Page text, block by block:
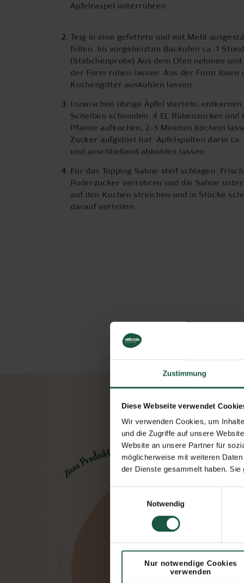
Zustimmung
Diese Webseite verwendet
Wir verwenden Cookies, um
und die Zugriffe auf unsere
Website an unsere Partner für
möglicherweise mit weiteren
der Dienste gesammelt haben.
Notwendig
Nur notwendige Cookies
verwenden
Apfelraspel unterrühren.
Teig in eine gefettete und mit Mehl
füllen. Im vorgeheizten Backofen ca. 1
(Stäbchenprobe) Aus dem Ofen nehmen
der Form ruhen lassen. Aus der Form lösen
Kuchengitter auskühlen lassen.
Inzwischen übrige Äpfel vierteln, entkernen
Scheiben schneiden. 4 EL Rübenzucker und
Pfanne aufkochen, 2-3 Minuten köcheln
Zucker aufgelöst hat. Apfelspalten darin
und anschließend abkühlen lassen.
Für das Topping Sahne steif schlagen.
Puderzucker verrühren und die Sahne
auf den Kuchen streichen und in Stücke
darauf verteilen.